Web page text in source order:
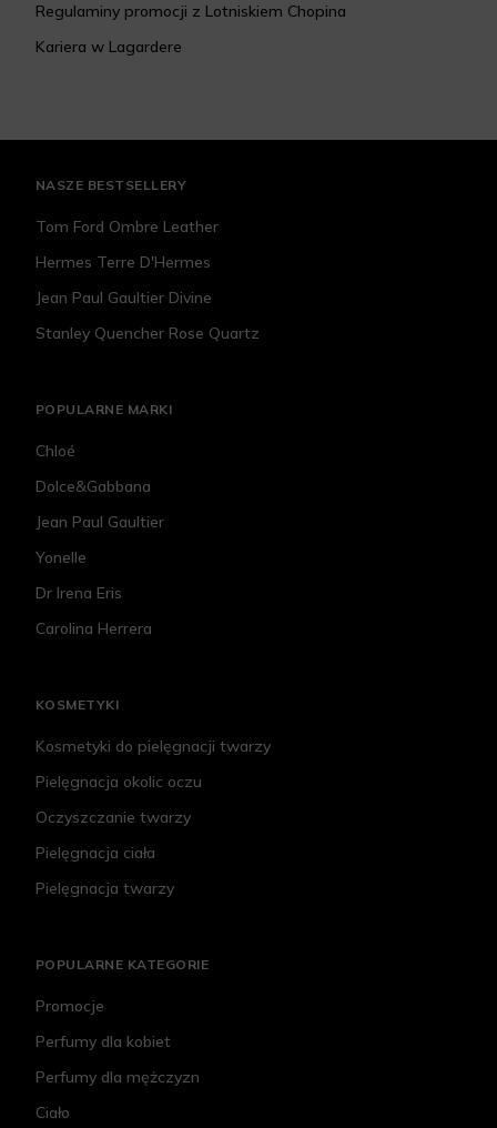
Regulaminy promocji z Lotniskiem Chopina
Kariera w Lagardere
NASZE BESTSELLERY
Tom Ford Ombre Leather
Hermes Terre D'Hermes
Jean Paul Gaultier Divine
Stanley Quencher Rose Quartz
POPULARNE MARKI
Chloé
Dolce&Gabbana
Jean Paul Gaultier
Yonelle
Dr Irena Eris
Carolina Herrera
KOSMETYKI
Kosmetyki do pielęgnacji twarzy
Pielęgnacja okolic oczu
Oczyszczanie twarzy
Pielęgnacja ciała
Pielęgnacja twarzy
POPULARNE KATEGORIE
Promocje
Perfumy dla kobiet
Perfumy dla mężczyzn
Ciało